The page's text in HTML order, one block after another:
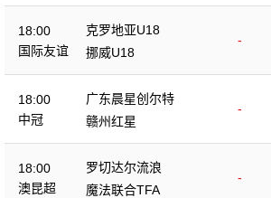
18:00
国际友谊
克罗地亚U18
-
挪威U18
18:00
中冠
广东晨星创尔特
-
赣州红星
18:00
澳昆超
罗切达尔流浪
-
魔法联合TFA